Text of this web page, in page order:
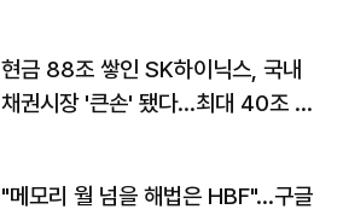
현금 88조 쌓인 SK하이닉스, 국내
채권시장 '큰손' 됐다…최대 40조 투
"메모리 월 넘을 해법은 HBF"…구글